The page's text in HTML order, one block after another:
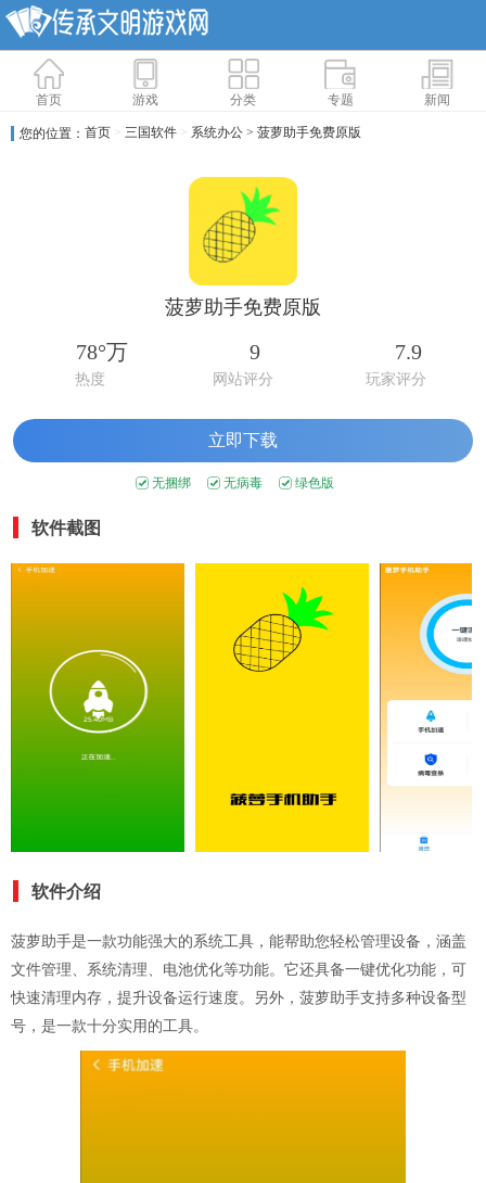
首页 游戏 分类 专题 新闻
您的位置： 首页 > 三国软件 > 系统办公 > 菠萝助手免费原版
菠萝助手免费原版
78°万
热度
9
网站评分
7.9
玩家评分
立即下载
无捆绑 无病毒 绿色版
软件截图
软件介绍
菠萝助手是一款功能强大的系统工具，能帮助您轻松管理设备，涵盖
文件管理、系统清理、电池优化等功能。它还具备一键优化功能，可
快速清理内存，提升设备运行速度。另外，菠萝助手支持多种设备型
号，是一款十分实用的工具。